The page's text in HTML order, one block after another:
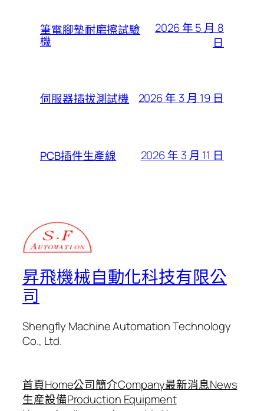
筆電腳墊耐磨擦試驗
機
2026 年 5 月 8
日
伺服器插拔測試機 2026 年 3 月 19 日
PCB插件生產線 2026 年 3 月 11 日
昇飛機械自動化科技有限公
司
Shengfly Machine Automation Technology
Co., Ltd.
首頁Home公司簡介Company最新消息News
生産設備Production Equipment